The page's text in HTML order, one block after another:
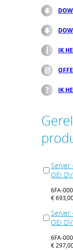
IK
IK
Server
OEI
6FA-
€
Server
OEI
6FA-
€